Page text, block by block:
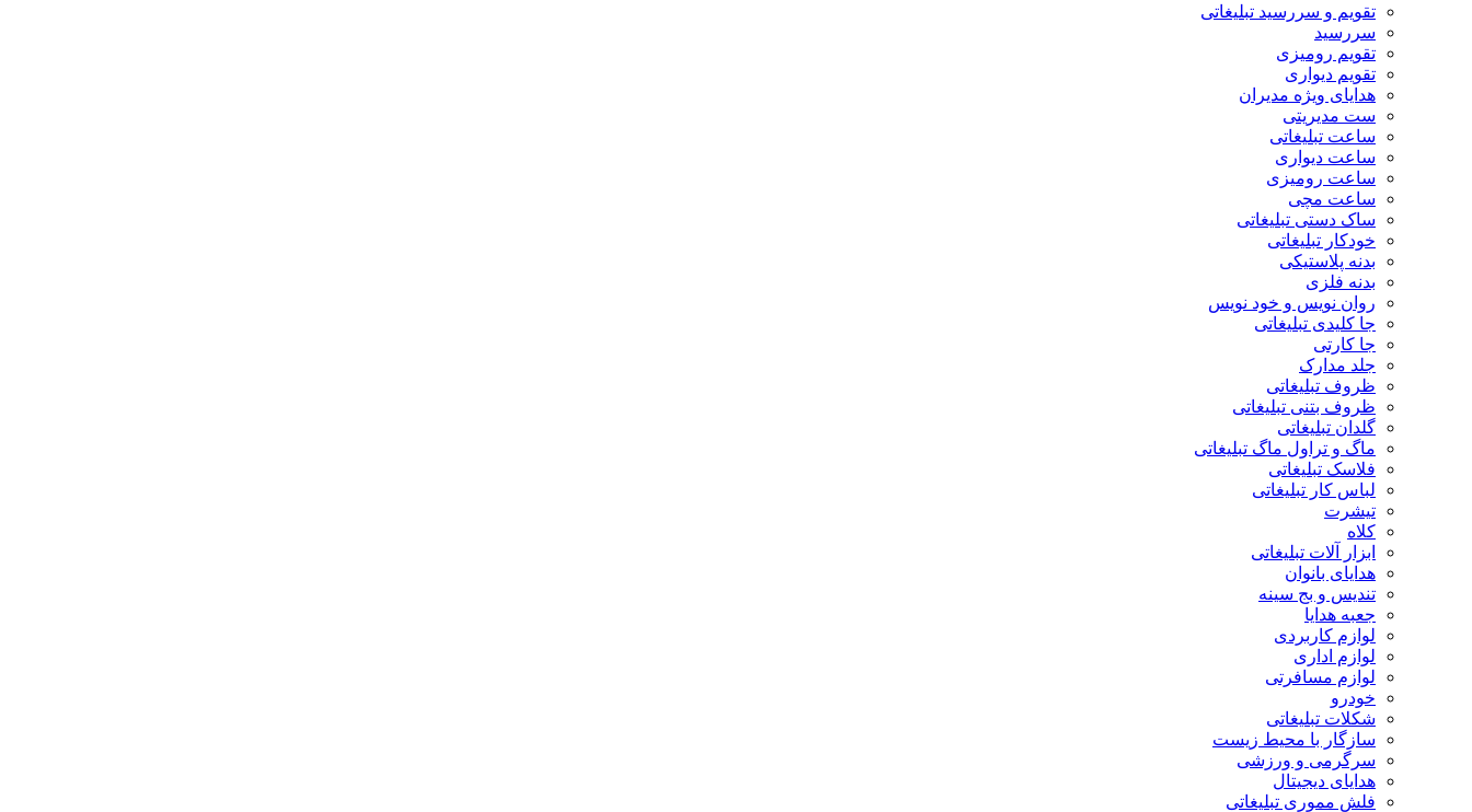
تقویم و سررسید تبلیغاتی
سررسید
تقویم رومیزی
تقویم دیواری
هدایای ویژه مدیران
ست مدیریتی
ساعت تبلیغاتی
ساعت دیواری
ساعت رومیزی
ساعت مچی
ساک دستی تبلیغاتی
خودکار تبلیغاتی
بدنه پلاستیکی
بدنه فلزی
روان نویس و خود نویس
جا کلیدی تبلیغاتی
جا کارتی
جلد مدارک
ظروف تبلیغاتی
ظروف بتنی تبلیغاتی
گلدان تبلیغاتی
ماگ و تراول ماگ تبلیغاتی
فلاسک تبلیغاتی
لباس کار تبلیغاتی
تیشرت
کلاه
ابزار آلات تبلیغاتی
هدایای بانوان
تندیس و بج سینه
جعبه هدایا
لوازم کاربردی
لوازم اداری
لوازم مسافرتی
خودرو
شکلات تبلیغاتی
سازگار با محیط زیست
سرگرمی و ورزشی
هدایای دیجیتال
فلش مموری تبلیغاتی